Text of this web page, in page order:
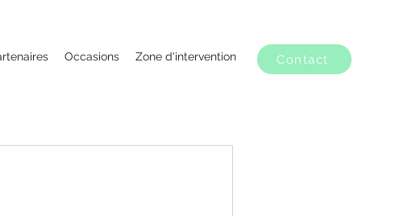
Occasions Zone d'intervention Contact